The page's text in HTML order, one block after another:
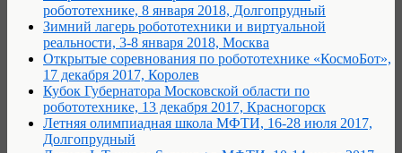
робототехнике, 8 января 2018, Долгопрудный
Зимний лагерь робототехники и виртуальной
реальности, 3-8 января 2018, Москва
Открытые соревнования по робототехнике «КосмоБот»,
17 декабря 2017, Королев
Кубок Губернатора Московской области по
робототехнике, 13 декабря 2017, Красногорск
Летняя олимпиадная школа МФТИ, 16-28 июля 2017,
Долгопрудный